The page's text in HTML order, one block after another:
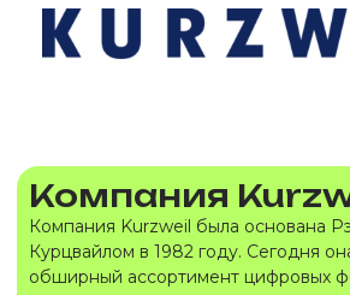
Компания
Компания Kurzweil была основана
Курцвайлом в 1982 году. Сегодня
обширный ассортимент цифровых